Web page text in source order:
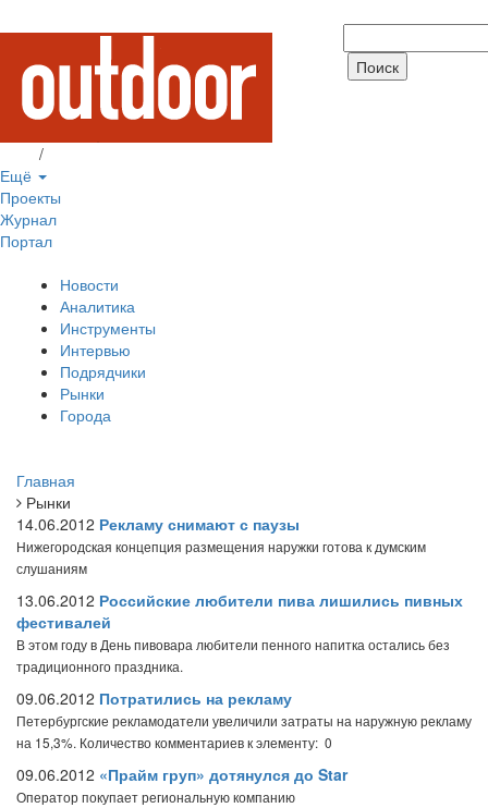
/
Ещё
Проекты
Журнал
Портал
Новости
Аналитика
Инструменты
Интервью
Подрядчики
Рынки
Города
Главная
Рынки
14.06.2012 Рекламу снимают с паузы
Нижегородская концепция размещения наружки готова к думским
слушаниям
13.06.2012 Российские любители пива лишились пивных
фестивалей
В этом году в День пивовара любители пенного напитка остались без
традиционного праздника.
09.06.2012 Потратились на рекламу
Петербургские рекламодатели увеличили затраты на наружную рекламу
на 15,3%. Количество комментариев к элементу: 0
09.06.2012 «Прайм груп» дотянулся до Star
Оператор покупает региональную компанию